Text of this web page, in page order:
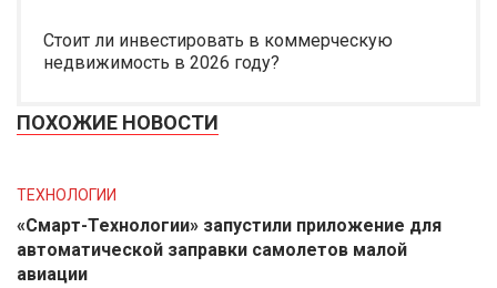
Стоит ли инвестировать в коммерческую
недвижимость в 2026 году?
ПОХОЖИЕ НОВОСТИ
ТЕХНОЛОГИИ
«Смарт-Технологии» запустили приложение для
автоматической заправки самолетов малой
авиации